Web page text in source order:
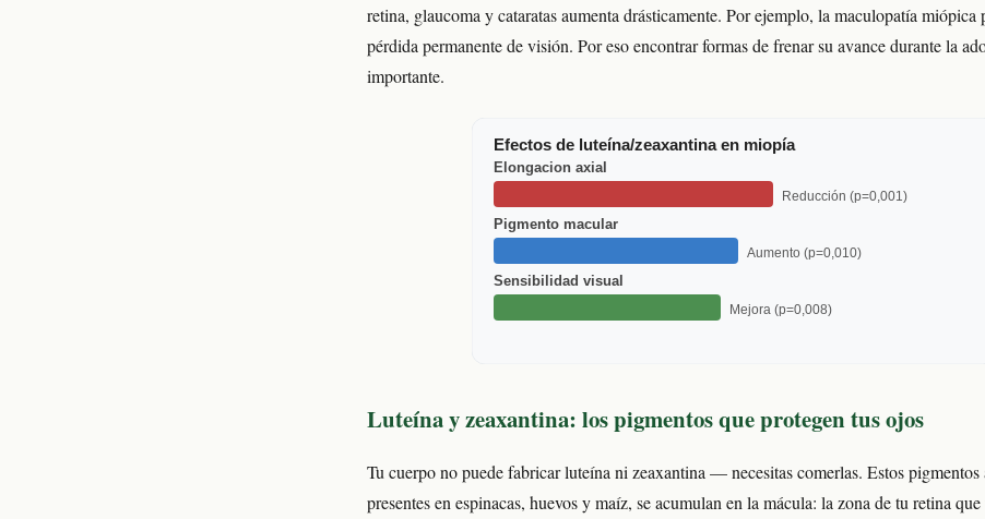
retina, glaucoma y cataratas aumenta drásticamente. Por ejemplo, la maculopatía miópica
pérdida permanente de visión. Por eso encontrar formas de frenar su avance durante la
importante.
Efectos de luteína/zeaxantina en miopía
Elongacion axial
Reducción (p=0,001)
Pigmento macular
Aumento (p=0,010)
Sensibilidad visual
Mejora (p=0,008)
Luteína y zeaxantina: los pigmentos que protegen tus ojos
Tu cuerpo no puede fabricar luteína ni zeaxantina — necesitas comerlas. Estos pigmentos
presentes en espinacas, huevos y maíz, se acumulan en la mácula: la zona de tu retina